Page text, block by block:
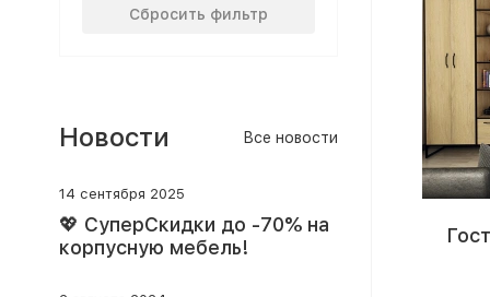
Сбросить фильтр
Новости Все новости
14 сентября 2025
💖 СуперСкидки до -70% на
корпусную мебель!